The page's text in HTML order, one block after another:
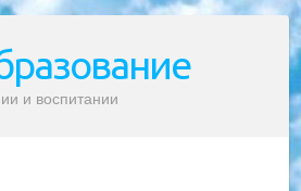
и воспитании